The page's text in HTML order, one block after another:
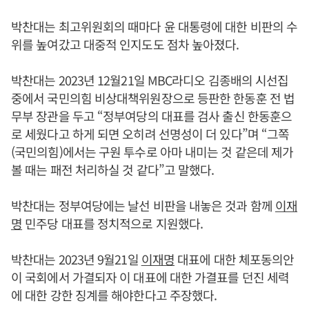
박찬대는 최고위원회의 때마다 윤 대통령에 대한 비판의 수
위를 높여갔고 대중적 인지도도 점차 높아졌다.
박찬대는 2023년 12월21일 MBC라디오 김종배의 시선집
중에서 국민의힘 비상대책위원장으로 등판한 한동훈 전 법
무부 장관을 두고 “정부여당의 대표를 검사 출신 한동훈으
로 세웠다고 하게 되면 오히려 선명성이 더 있다”며 “그쪽
(국민의힘)에서는 구원 투수로 아마 내미는 것 같은데 제가
볼 때는 패전 처리하실 것 같다”고 말했다.
박찬대는 정부여당에는 날선 비판을 내놓은 것과 함께 이재
명 민주당 대표를 정치적으로 지원했다.
박찬대는 2023년 9월21일 이재명 대표에 대한 체포동의안
이 국회에서 가결되자 이 대표에 대한 가결표를 던진 세력
에 대한 강한 징계를 해야한다고 주장했다.